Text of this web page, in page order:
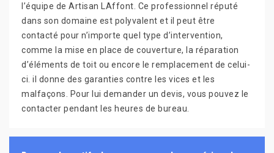
l’équipe de Artisan LAffont. Ce professionnel réputé
dans son domaine est polyvalent et il peut être
contacté pour n’importe quel type d’intervention,
comme la mise en place de couverture, la réparation
d’éléments de toit ou encore le remplacement de celui-
ci. il donne des garanties contre les vices et les
malfaçons. Pour lui demander un devis, vous pouvez le
contacter pendant les heures de bureau.